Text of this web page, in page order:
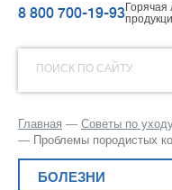
8 800 700-19-93Горячая
ПОИСК ПО САЙТУ
Главная Советы по
Проблемы породистых
БОЛЕЗНИ